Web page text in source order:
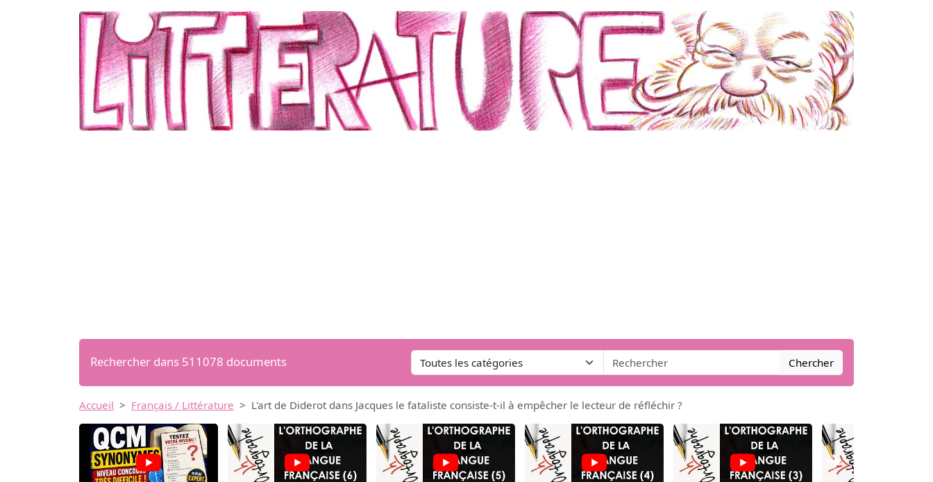
Rechercher dans 511078 documents Chercher
Accueil Français / Littérature L'art de Diderot dans Jacques le fataliste consiste-t-il à empêcher le lecteur de réfléchir ?
→